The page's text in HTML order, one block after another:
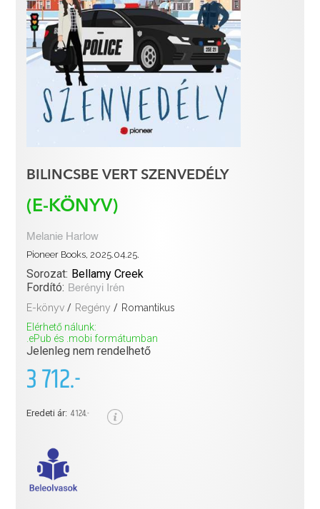
BILINCSBE VERT SZENVEDÉLY
(E-KÖNYV)
Melanie Harlow
Pioneer Books, 2025.04.25.
Sorozat: Bellamy Creek
Fordító: Berényi Irén
E-könyv / Regény / Romantikus
Elérhető nálunk:
.ePub és .mobi formátumban
Jelenleg nem rendelhető
3 712.-
Eredeti ár: 4 124.-